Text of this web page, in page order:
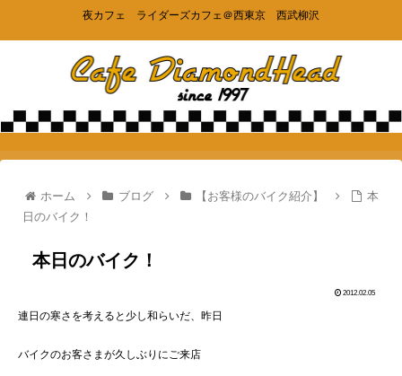
夜カフェ ライダーズカフェ＠西東京 西武柳沢
ホーム ブログ 【お客様のバイク紹介】
本
日のバイク！
本日のバイク！
2012.02.05
連日の寒さを考えると少し和らいだ、昨日
バイクのお客さまが久しぶりにご来店